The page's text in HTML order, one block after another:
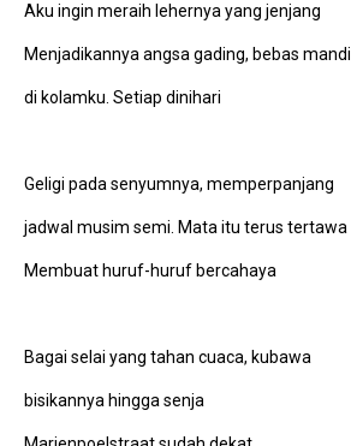
Aku ingin meraih lehernya yang jenjang
Menjadikannya angsa gading, bebas mandi
di kolamku. Setiap dinihari
Geligi pada senyumnya, memperpanjang
jadwal musim semi. Mata itu terus tertawa
Membuat huruf-huruf bercahaya
Bagai selai yang tahan cuaca, kubawa
bisikannya hingga senja